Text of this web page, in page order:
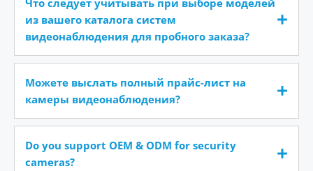
Что следует учитывать при выборе моделей
из вашего каталога систем
видеонаблюдения для пробного заказа?
Можете выслать полный прайс-лист на
камеры видеонаблюдения?
Do you support OEM & ODM for security
cameras?